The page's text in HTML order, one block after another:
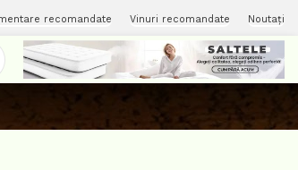
recomandate Vinuri recomandate Noutați